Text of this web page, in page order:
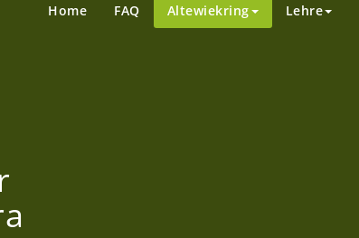
Home FAQ Altewiekring Lehre